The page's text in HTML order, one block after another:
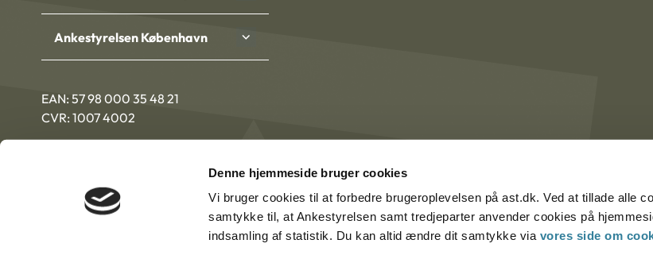
Denne hjemmeside bruger cookies
Vi bruger cookies til at forbedre brugeroplevelsen på ast.dk. Ved at tillade alle
samtykke til, at Ankestyrelsen samt tredjeparter anvender cookies på
indsamling af statistik. Du kan altid ændre dit samtykke via vores side om
Ankestyrelsen København
EAN: 57 98 000 35 48 21
CVR: 1007 4002